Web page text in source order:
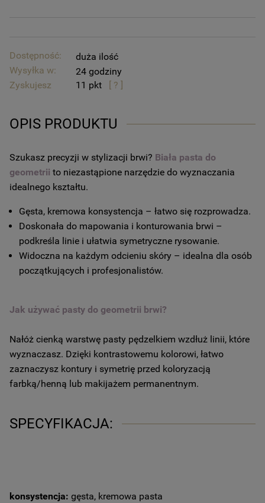
Dostępność:
duża ilość
Wysyłka w:
24 godziny
Zyskujesz
11 [ ? ]
OPIS PRODUKTU
Szukasz precyzji w stylizacji brwi? Biała pasta do
geometrii to niezastąpione narzędzie do wyznaczania
idealnego kształtu.
Gęsta, kremowa konsystencja – łatwo się rozprowadza.
Doskonała do mapowania i konturowania brwi –
podkreśla linie i ułatwia symetryczne rysowanie.
Widoczna na każdym odcieniu skóry – idealna dla osób
początkujących i profesjonalistów.
Jak używać pasty do geometrii brwi?
Nałóż cienką warstwę pasty pędzelkiem wzdłuż linii, które
wyznaczasz. Dzięki kontrastowemu kolorowi, łatwo
zaznaczysz kontury i symetrię przed koloryzacją
farbką/henną lub makijażem permanentnym.
SPECYFIKACJA:
konsystencja: gęsta, kremowa pasta